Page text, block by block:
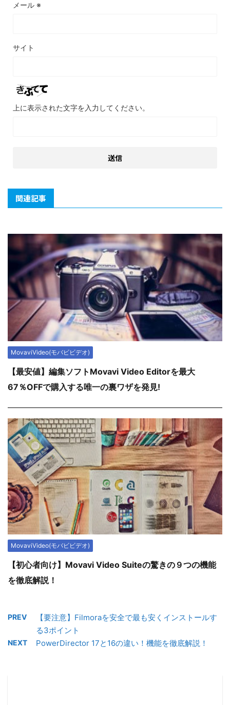
メール ※
サイト
上に表示された文字を入力してください。
関連記事
MovaviVideo(モバビビデオ)
【最安値】編集ソフトMovavi Video Editorを最大
67％OFFで購入する唯一の裏ワザを発見!
MovaviVideo(モバビビデオ)
【初心者向け】Movavi Video Suiteの驚きの９つの機能
を徹底解説！
PREV
【要注意】Filmoraを安全で最も安くインストールす
る3ポイント
NEXT PowerDirector 17と16の違い！機能を徹底解説！